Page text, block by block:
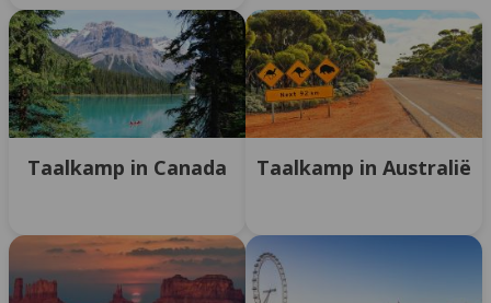
Taalkamp in Canada Taalkamp in Australië